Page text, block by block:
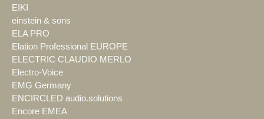
EIKI
einstein & sons
ELA PRO
Elation Professional EUROPE
ELECTRIC CLAUDIO MERLO
Electro-Voice
EMG Germany
ENCIRCLED audio.solutions
Encore EMEA